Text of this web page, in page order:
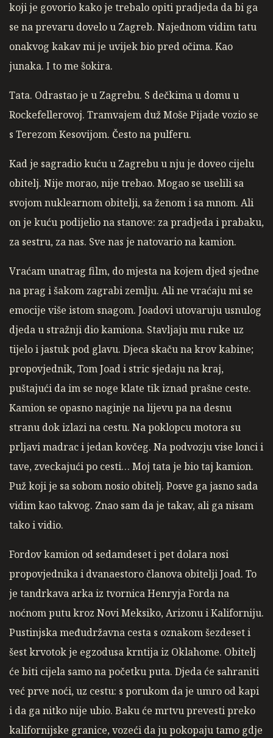
koji je govorio kako je trebalo opiti pradjeda da bi ga
se na prevaru dovelo u Zagreb. Najednom vidim tatu
onakvog kakav mi je uvijek bio pred očima. Kao
junaka. I to me šokira.
Tata. Odrastao je u Zagrebu. S dečkima u domu u
Rockefellerovoj. Tramvajem duž Moše Pijade vozio se
s Terezom Kesovijom. Često na pulferu.
Kad je sagradio kuću u Zagrebu u nju je doveo cijelu
obitelj. Nije morao, nije trebao. Mogao se uselili sa
svojom nuklearnom obitelji, sa ženom i sa mnom. Ali
on je kuću podijelio na stanove: za pradjeda i prabaku,
za sestru, za nas. Sve nas je natovario na kamion.
Vraćam unatrag film, do mjesta na kojem djed sjedne
na prag i šakom zagrabi zemlju. Ali ne vraćaju mi se
emocije više istom snagom. Joadovi utovaruju usnulog
djeda u stražnji dio kamiona. Stavljaju mu ruke uz
tijelo i jastuk pod glavu. Djeca skaču na krov kabine;
propovjednik, Tom Joad i stric sjedaju na kraj,
puštajući da im se noge klate tik iznad prašne ceste.
Kamion se opasno naginje na lijevu pa na desnu
stranu dok izlazi na cestu. Na poklopcu motora su
prljavi madrac i jedan kovčeg. Na podvozju vise lonci i
tave, zveckajući po cesti… Moj tata je bio taj kamion.
Puž koji je sa sobom nosio obitelj. Posve ga jasno sada
vidim kao takvog. Znao sam da je takav, ali ga nisam
tako i vidio.
Fordov kamion od sedamdeset i pet dolara nosi
propovjednika i dvanaestoro članova obitelji Joad. To
je tandrkava arka iz tvornica Henryja Forda na
noćnom putu kroz Novi Meksiko, Arizonu i Kaliforniju.
Pustinjska međudržavna cesta s oznakom šezdeset i
šest krvotok je egzodusa krntija iz Oklahome. Obitelj
će biti cijela samo na početku puta. Djeda će sahraniti
već prve noći, uz cestu: s porukom da je umro od kapi
i da ga nitko nije ubio. Baku će mrtvu prevesti preko
kalifornijske granice, vozeći da ju pokopaju tamo gdje